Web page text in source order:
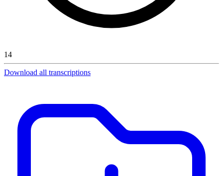
14
Download all transcriptions